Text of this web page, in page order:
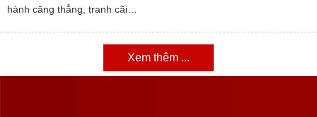
hành căng thẳng, tranh cãi…
Xem thêm ...